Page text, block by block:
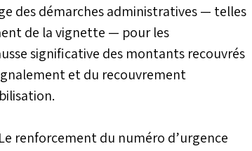
des démarches administratives — telles
de la vignette — pour les
significative des montants recouvrés
et du recouvrement
renforcement du numéro d’urgence